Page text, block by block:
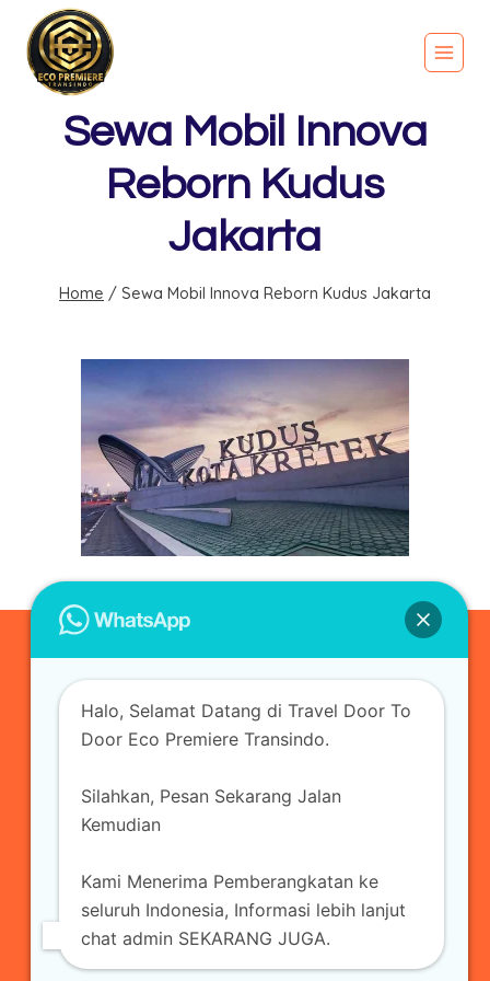
Sewa Mobil Innova
Reborn Kudus
Jakarta
Home / Sewa Mobil Innova Reborn Kudus Jakarta
admin@ecopremieretransindo.com
Home
Travel
Kirim Paket Blog Travel Kontak
Halo, Selamat Datang di Travel Door To
Door Eco Premiere Transindo.
Silahkan, Pesan Sekarang Jalan
Kemudian
Kami Menerima Pemberangkatan ke
seluruh Indonesia, Informasi lebih lanjut
chat admin SEKARANG JUGA.